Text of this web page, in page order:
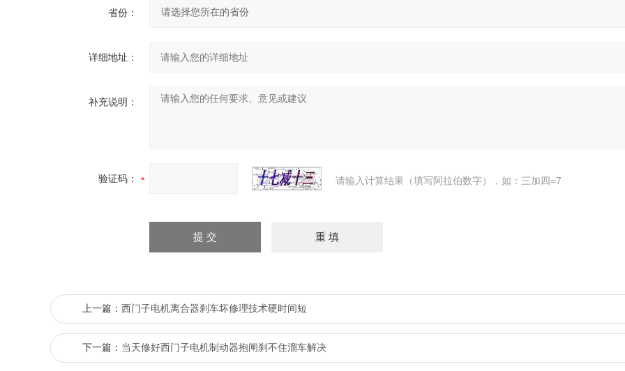
省份：
详细地址：
补充说明：
验证码： 请输入计算结果（填写阿拉伯数字），如：三加四=7
上一篇： 西门子电机离合器刹车坏修理技术硬时间短
下一篇： 当天修好西门子电机制动器抱闸刹不住溜车解决